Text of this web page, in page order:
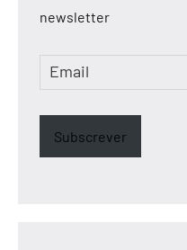
newsletter
Email
Subscrever